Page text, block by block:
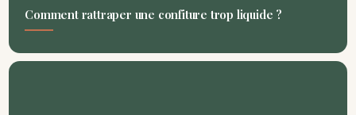
Comment rattraper une confiture trop liquide ?